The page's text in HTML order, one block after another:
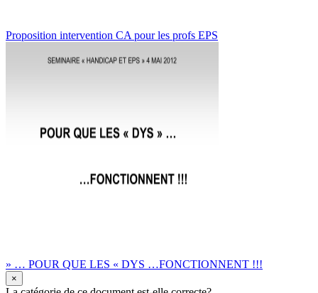
Proposition intervention CA pour les profs EPS
» … POUR QUE LES « DYS …FONCTIONNENT !!!
×